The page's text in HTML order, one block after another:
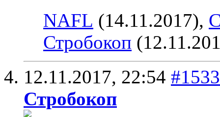
NAFL (14.11.2017),
Стробокоп
12.11.2017, 22:54 #1533
Стробокоп